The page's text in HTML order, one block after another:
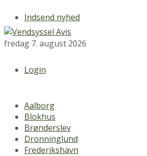
Indsend nyhed
fredag 7. august 2026
Login
Aalborg
Blokhus
Brønderslev
Dronninglund
Frederikshavn